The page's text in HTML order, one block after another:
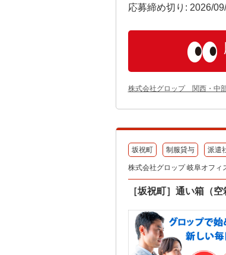
応募締め切り: 2026/
株式会社グロップ 関西・中
坂祝町 制服貸与 派遣
株式会社グロップ 岐阜オフィ
［坂祝町］通い箱（